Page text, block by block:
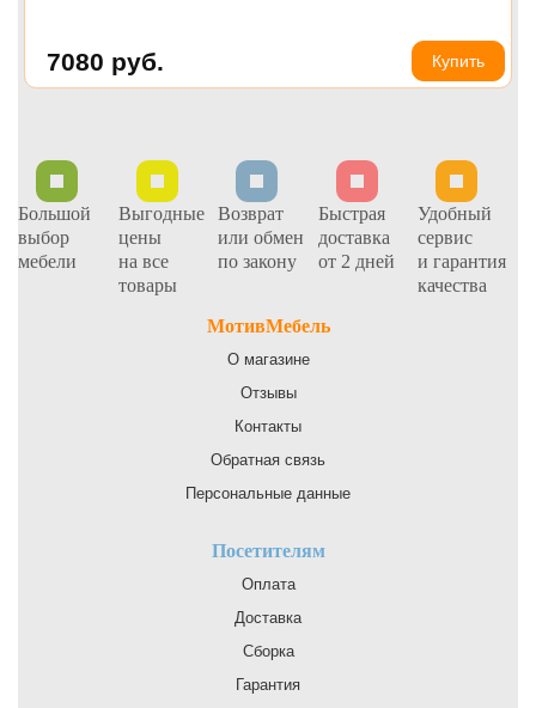
7080 руб. Купить
Большой
выбор
мебели
Выгодные
цены
на все
товары
Возврат
или обмен
по закону
Быстрая
доставка
от 2 дней
Удобный
сервис
и гарантия
качества
МотивМебель
О магазине
Отзывы
Контакты
Обратная связь
Персональные данные
Посетителям
Оплата
Доставка
Сборка
Гарантия